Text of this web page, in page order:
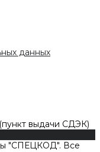
данных
(пункт выдачи СДЭК)
"СПЕЦКОД". Все